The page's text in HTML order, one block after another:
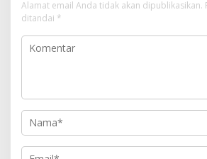
Alamat email Anda tidak akan dipublikasikan.
ditandai *